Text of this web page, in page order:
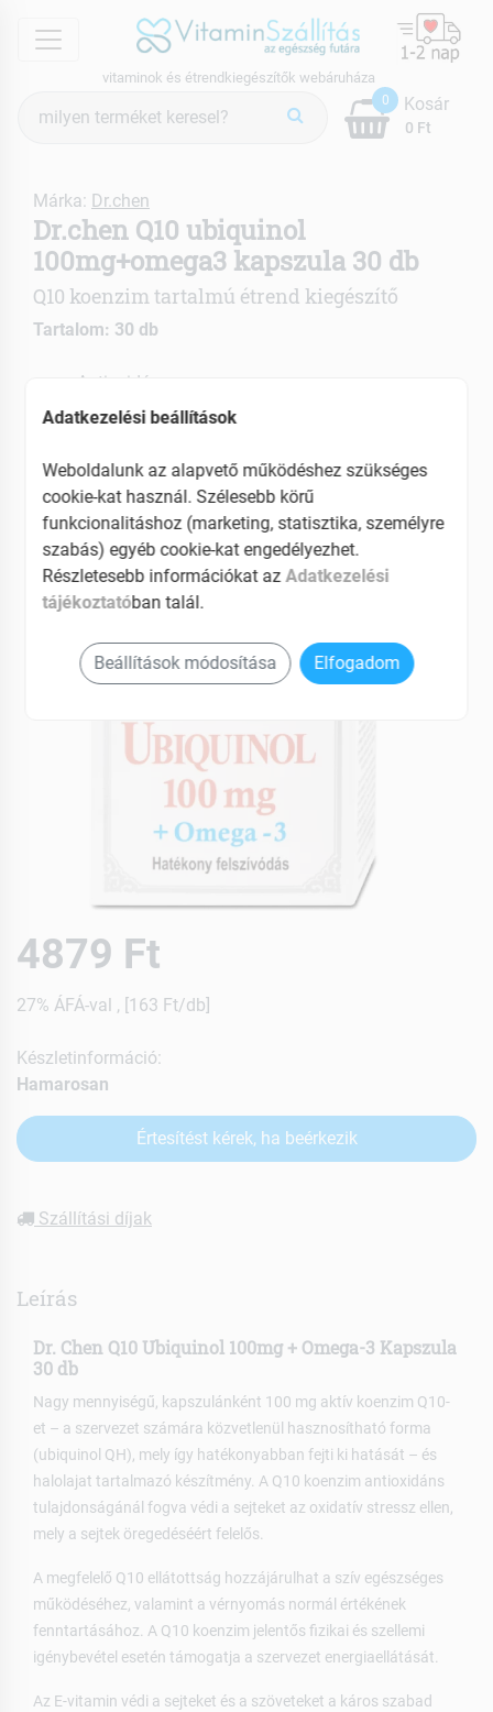
menu
vitaminok és étrendkiegészítők webáruháza
keresés
0
0 Ft
Kosár
Márka: Dr.chen
Dr.chen Q10 ubiquinol
100mg+omega3 kapszula 30 db
Q10 koenzim tartalmú étrend kiegészítő
Tartalom: 30 db
Antioxidáns
Stresszoldó hatású
EAN: 5999883802496
4879 Ft
27% ÁFÁ-val , [163 Ft/db]
Készletinformáció:
Hamarosan
Értesítést kérek, ha beérkezik
Szállítási díjak
Leírás
Dr. Chen Q10 Ubiquinol 100mg + Omega-3 Kapszula
30 db
Nagy mennyiségű, kapszulánként 100 mg aktív koenzim Q10-
et – a szervezet számára közvetlenül hasznosítható forma
(ubiquinol QH), mely így hatékonyabban fejti ki hatását – és
halolajat tartalmazó készítmény. A Q10 koenzim antioxidáns
tulajdonságánál fogva védi a sejteket az oxidatív stressz ellen,
mely a sejtek öregedéséért felelős.
A megfelelő Q10 ellátottság hozzájárulhat a szív egészséges
működéséhez, valamint a vérnyomás normál értékének
fenntartásához. A Q10 koenzim jelentős fizikai és szellemi
igénybevétel esetén támogatja a szervezet energiaellátását.
Az E-vitamin védi a sejteket és a szöveteket a káros szabad
Adatkezelési beállítások
Weboldalunk az alapvető működéshez szükséges
cookie-kat használ. Szélesebb körű
funkcionalitáshoz (marketing, statisztika, személyre
szabás) egyéb cookie-kat engedélyezhet.
Részletesebb információkat azAdatkezelési
tájékoztatóban talál.
Beállítások módosítása Elfogadom